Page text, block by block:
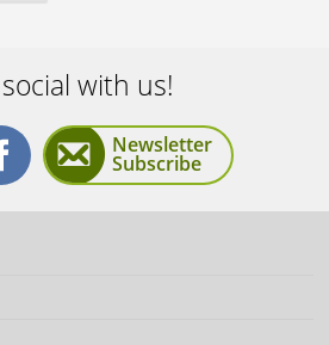
with us!
Newsletter
Subscribe